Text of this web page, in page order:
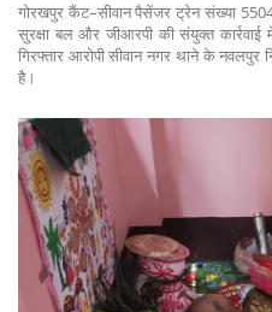
गोरखपुर कैंट–सीवान पैसेंजर ट्रेन संख्या
सुरक्षा बल और जीआरपी की संयुक्त कार्रवाई
गिरफ्तार आरोपी सीवान नगर थाने के नवलपुर
है।